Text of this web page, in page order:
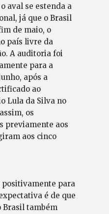
aval se estenda a
já que o Brasil
de maio, o
país livre da
A auditoria foi
para a
após a
ao
Lula da Silva no
os
previamente aos
aos cinco
positivamente para
é de que
Brasil também